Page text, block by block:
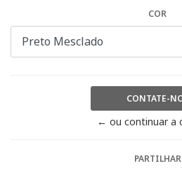
COR
CONTATE-
← ou continuar a
PARTILHAR